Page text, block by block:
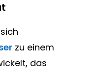
zu einem
das